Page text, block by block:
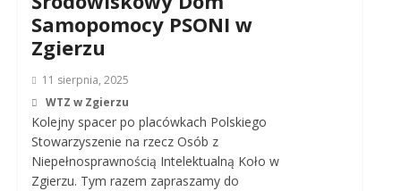
Samopomocy PSONI w
Zgierzu
11 sierpnia, 2025
WTZ w Zgierzu
Kolejny spacer po placówkach Polskiego
Stowarzyszenie na rzecz Osób z
Niepełnosprawnością Intelektualną Koło w
Zgierzu. Tym razem zapraszamy do